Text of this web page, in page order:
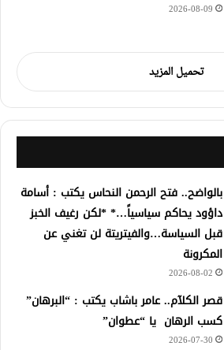
2026-08-09
تحميل المزيد
بالواضح.. فتح الرحمن النحاس يكتب : أسامة
داؤود يحاكم سياسياً…* *لكن رغيف الخبز
قبل السياسة…والفيتريتة لن تغني عن
المكرونة
2026-08-02
قصر الكلآم.. عامر باشاب يكتب : “البرهان”
كسب الرهان يا “عطوان”
2026-07-30